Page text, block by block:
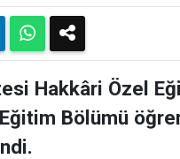
Hakkâri Özel
Bölümü